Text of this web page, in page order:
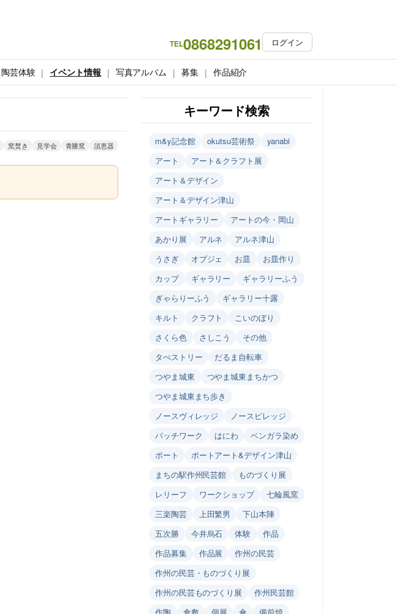
TEL0868291061 ログイン
陶芸体験 イベント情報 写真アルバム 募集 作品紹介
窯焚き 見学会 青勝窯 須恵器
キーワード検索
m&y記念館 okutsu芸術祭
yanabi
アート
アート＆クラフト展
アート＆デザイン
アート＆デザイン津山
アートギャラリー
アートの今・岡山
あかり展
アルネ
アルネ津山
うさぎ
オブジェ お皿
お皿作り
カップ
ギャラリー
ギャラリーふう
ぎゃらりーふう
ギャラリー十露
キルト
クラフト
こいのぼり
さくら色
さしこう
その他
タぺストリー
だるま自転車
つやま城東
つやま城東まちかつ
つやま城東まち歩き
ノースヴィレッジ
ノースビレッジ
パッチワーク
はにわ
ベンガラ染め
ポート
ポートアート&デザイン津山
まちの駅作州民芸館
ものづくり展
レリーフ
ワークショップ
七輪風窯
三楽陶芸
上田繁男
下山本陣
五次勝
今井烏石 体験
作品
作品募集
作品展
作州の民芸
作州の民芸・ものづくり展
作州の民芸ものづくり展
作州民芸館